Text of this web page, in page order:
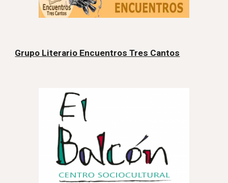
Grupo Literario Encuentros Tres Cantos